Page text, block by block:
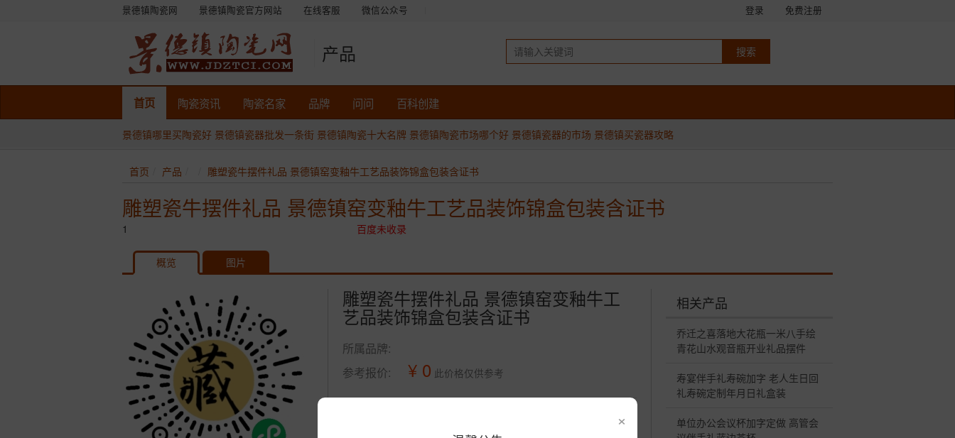
×
景德镇陶瓷网 景德镇陶瓷官方网站 在线客服 微信公众号 登录 免费注册
产品
首页 陶瓷资讯 陶瓷名家 品牌 问问 百科创建
景德镇哪里买陶瓷好 景德镇瓷器批发一条街 景德镇陶瓷十大名牌 景德镇陶瓷市场哪个好 景德镇瓷器的市场 景德镇买瓷器攻略
首页 产品 雕塑瓷牛摆件礼品 景德镇窑变釉牛工艺品装饰锦盒包装含证书
雕塑瓷牛摆件礼品 景德镇窑变釉牛工艺品装饰锦盒包装含证书
1 百度未收录
概览 图片
雕塑瓷牛摆件礼品 景德镇窑变釉牛工
艺品装饰锦盒包装含证书
所属品牌:
参考报价:
¥ 0 此价格仅供参考
相关产品
乔迁之喜落地大花瓶一米八手绘
青花山水观音瓶开业礼品摆件
寿宴伴手礼寿碗加字 老人生日回
礼寿碗定制年月日礼盒装
单位办公会议杯加字定做 高管会